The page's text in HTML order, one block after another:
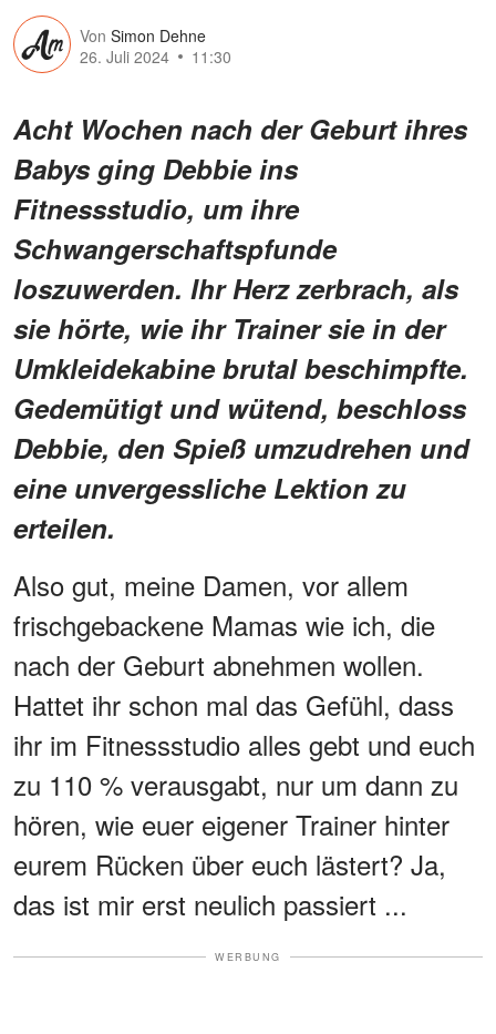
Von Simon Dehne
26. Juli 2024
11:30
Acht Wochen nach der Geburt ihres
Babys ging Debbie ins
Fitnessstudio, um ihre
Schwangerschaftspfunde
loszuwerden. Ihr Herz zerbrach, als
sie hörte, wie ihr Trainer sie in der
Umkleidekabine brutal beschimpfte.
Gedemütigt und wütend, beschloss
Debbie, den Spieß umzudrehen und
eine unvergessliche Lektion zu
erteilen.
Also gut, meine Damen, vor allem
frischgebackene Mamas wie ich, die
nach der Geburt abnehmen wollen.
Hattet ihr schon mal das Gefühl, dass
ihr im Fitnessstudio alles gebt und euch
zu 110 % verausgabt, nur um dann zu
hören, wie euer eigener Trainer hinter
eurem Rücken über euch lästert? Ja,
das ist mir erst neulich passiert ...
WERBUNG